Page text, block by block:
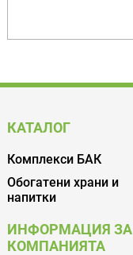
КАТАЛОГ
Комплекси БАК
Обогатени храни и
напитки
ИНФОРМАЦИЯ ЗА
КОМПАНИЯТА